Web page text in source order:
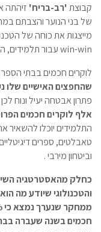
קבוצת'רב-בריח' זיהתה
של בני הנוער והצבתם
מייצגות את כוחה של
win-win עבור תלמידים, הורים ומורים.
לוקרים חכמים בבתי
שהחפצים האישיים שלו
פתרון אבטחה יעיל ונוח לכן
אלף לוקרים חכמים
התלמידים יוכלו להשאיר
טאבלטים, ספרים
וביטחון מירבי .
כחלק מהאסטרטגיה
והטכנולוגי שיודע מה
חכמים בשנה שעברה